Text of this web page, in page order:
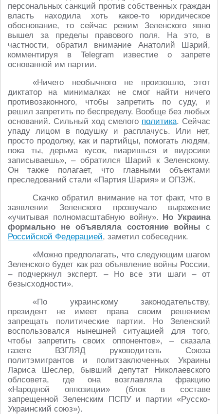
персональных санкций против собственных граждан
власть находила хоть какое-то юридическое
обоснование, то сейчас режим Зеленского явно
вышел за пределы правового поля. На это, в
частности, обратил внимание Анатолий Шарий,
комментируя в Telegram известие о запрете
основанной им партии.
«Ничего необычного не произошло, этот
диктатор на минималках не смог найти ничего
противозаконного, чтобы запретить по суду, и
решил запретить по беспределу. Вообще без любых
оснований. Сильный ход смелого политика. Сейчас
упаду лицом в подушку и расплачусь. Или нет,
просто продолжу, как и партийцы, помогать людям,
пока ты, дерьма кусок, пиаришься и видосики
записываешь», – обратился Шарий к Зеленскому.
Он также полагает, что главными объектами
преследований стали «Партия Шария» и ОПЗЖ.
Скачко обратил внимание на тот факт, что в
заявлении Зеленского прозвучало выражение
«учитывая полномасштабную войну». Но Украина
формально не объявляла состояние войны с
Российской Федерацией, заметил собеседник.
«Можно предполагать, что следующим шагом
Зеленского будет как раз объявление войны России,
– подчеркнул эксперт. – Но все эти шаги – от
безысходности».
«По украинскому законодательству,
президент не имеет права своим решением
запрещать политические партии. Но Зеленский
воспользовался нынешней ситуацией для того,
чтобы запретить своих оппонентов», – сказала
газете ВЗГЛЯД руководитель Союза
политэмигрантов и политзаключенных Украины
Лариса Шеслер, бывший депутат Николаевского
облсовета, где она возглавляла фракцию
«Народной оппозиции» (блок в составе
запрещенной Зеленским ПСПУ и партии «Русско-
Украинский союз»).